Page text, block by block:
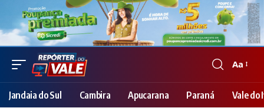
Font
Resizer
Aa
Jandaia do Sul Cambira Apucarana Paraná Vale do